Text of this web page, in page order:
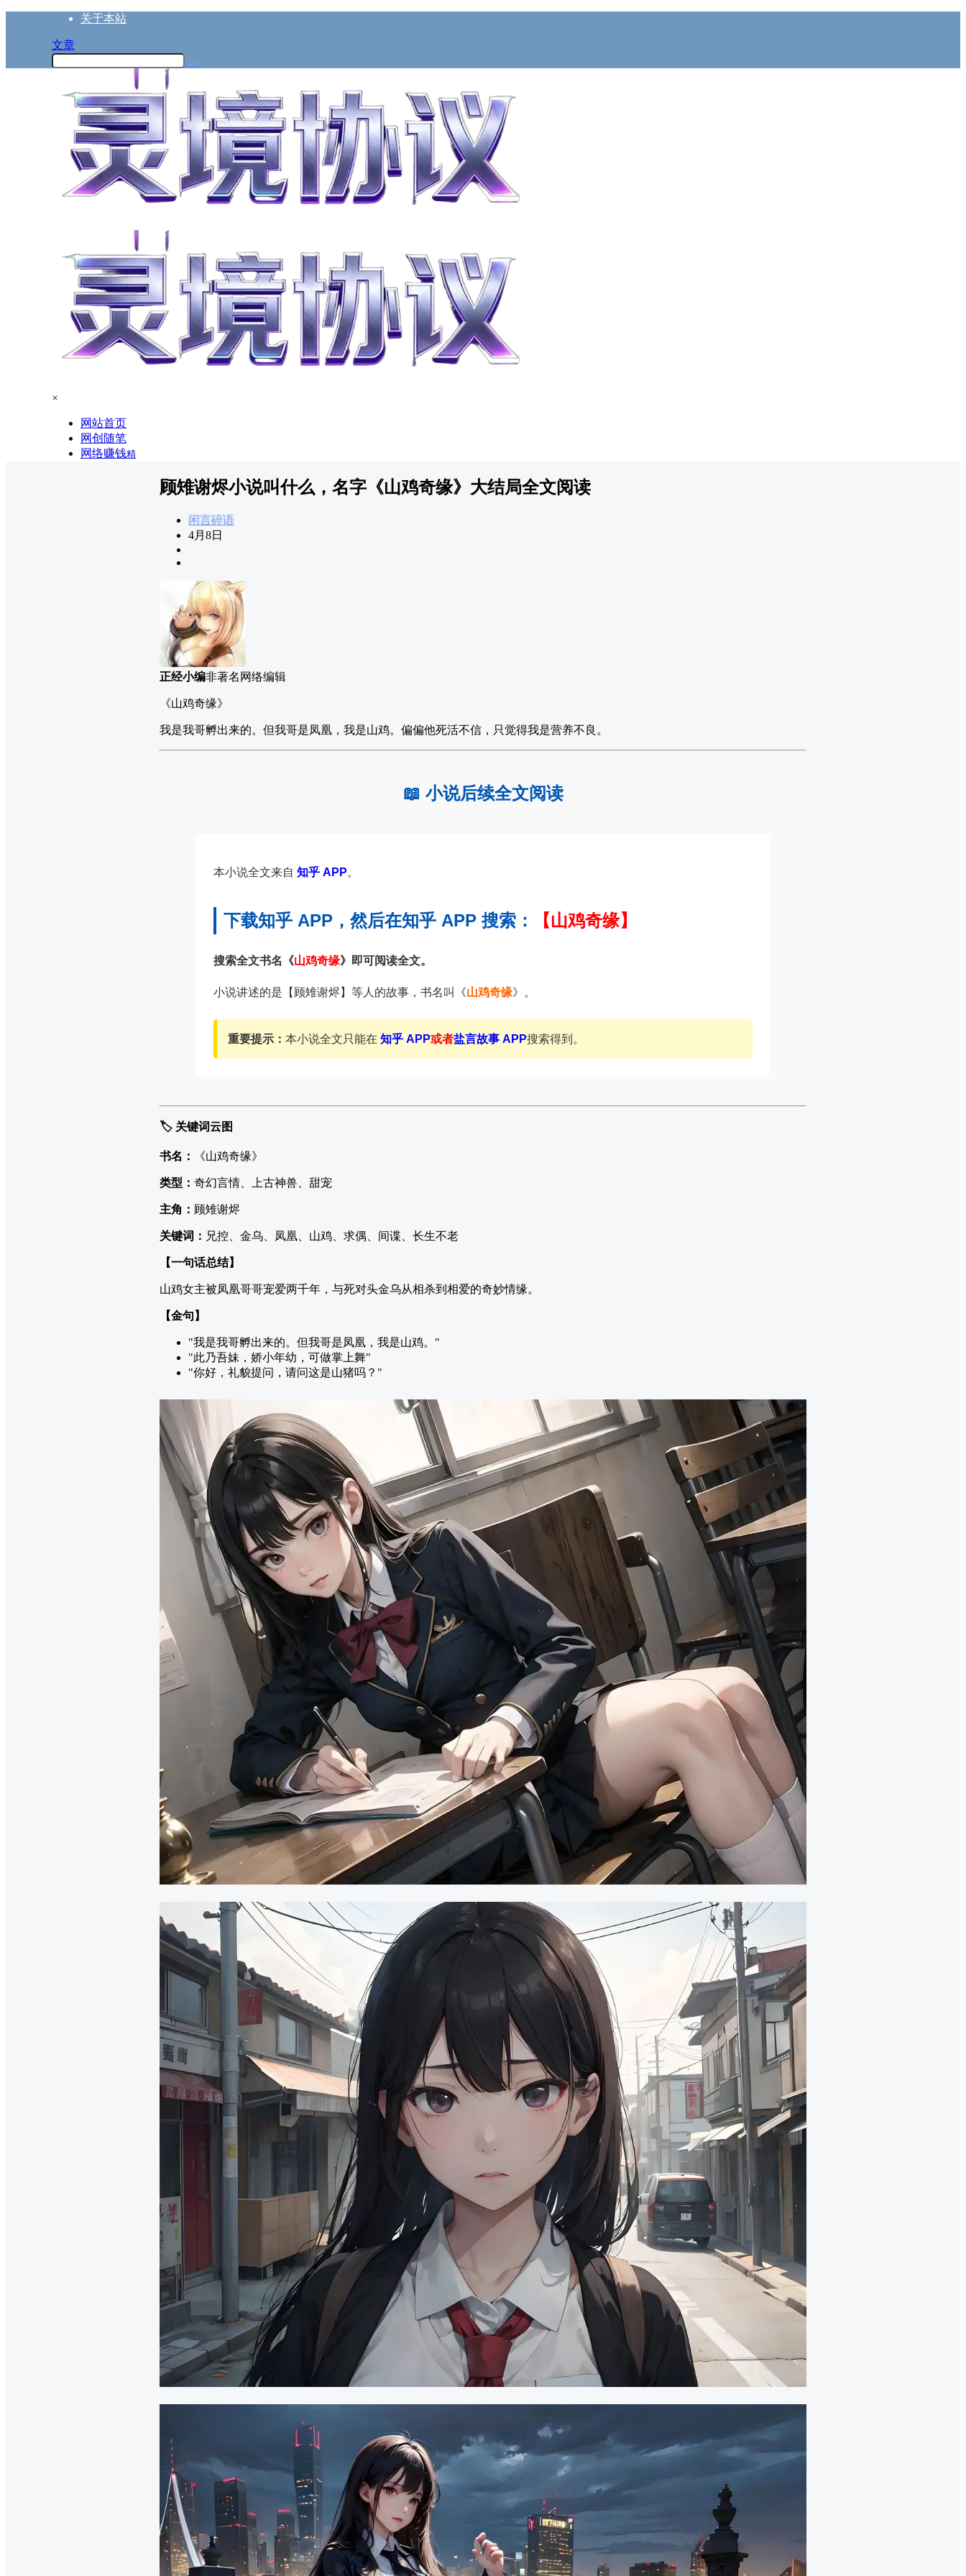
关于本站
文章
×
网站首页
网创随笔
网络赚钱精
顾雉谢烬小说叫什么，名字《山鸡奇缘》大结局全文阅读
闲言碎语
4月8日
正经小编非著名网络编辑
《山鸡奇缘》
我是我哥孵出来的。但我哥是凤凰，我是山鸡。偏偏他死活不信，只觉得我是营养不良。
📖 小说后续全文阅读
本小说全文来自 知乎 APP。
下载知乎 APP，然后在知乎 APP 搜索： 【山鸡奇缘】
搜索全文书名《山鸡奇缘》即可阅读全文。
小说讲述的是【顾雉谢烬】等人的故事，书名叫《山鸡奇缘》。
重要提示： 本小说全文只能在 知乎 APP或者盐言故事 APP搜索得到。
🏷️ 关键词云图
书名： 《山鸡奇缘》
类型： 奇幻言情、上古神兽、甜宠
主角： 顾雉谢烬
关键词： 兄控、金乌、凤凰、山鸡、求偶、间谍、长生不老
【一句话总结】
山鸡女主被凤凰哥哥宠爱两千年，与死对头金乌从相杀到相爱的奇妙情缘。
【金句】
"我是我哥孵出来的。但我哥是凤凰，我是山鸡。"
"此乃吾妹，娇小年幼，可做掌上舞"
"你好，礼貌提问，请问这是山猪吗？"